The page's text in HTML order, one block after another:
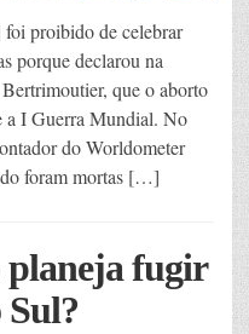
proibido de celebrar
porque declarou na
que o aborto
a I Guerra Mundial. No
do Worldometer
foram mortas […]
planeja fugir